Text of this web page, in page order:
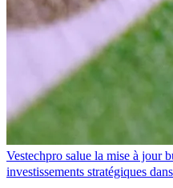
Vestechpro salue la mise à jour
investissements stratégiques